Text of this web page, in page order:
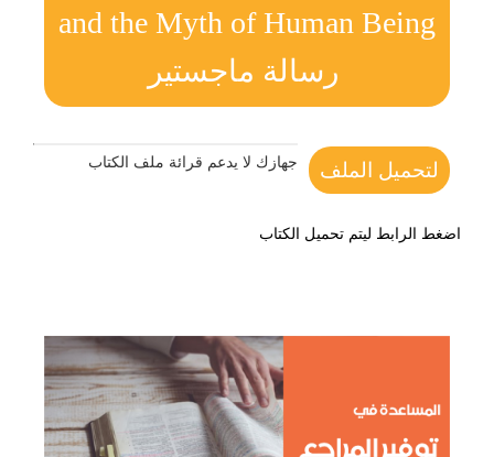
and the Myth of Human Being
رسالة ماجستير
لتحميل الملف جهازك لا يدعم قرائة ملف الكتاب
اضغط الرابط ليتم تحميل الكتاب